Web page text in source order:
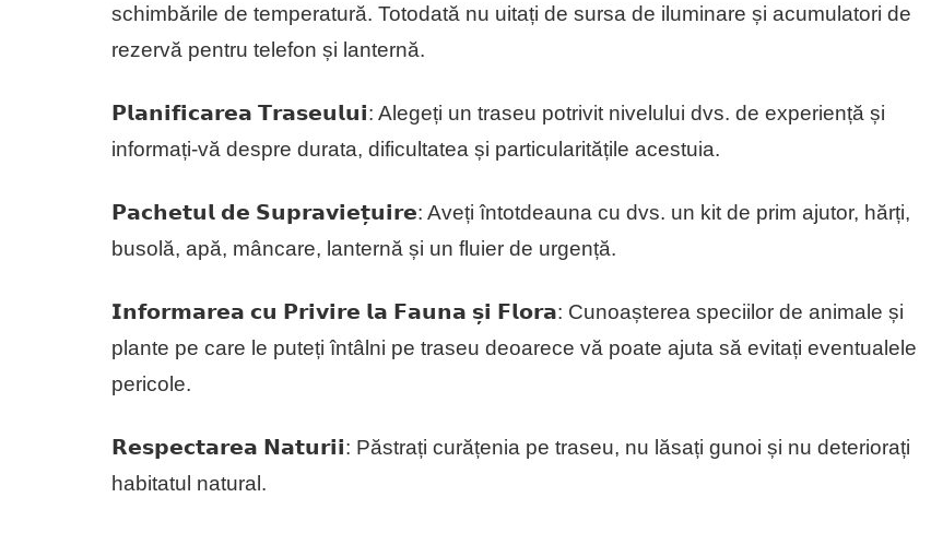
schimbările de temperatură. Totodată nu uitați de sursa de iluminare și acumulatori de
rezervă pentru telefon și lanternă.
𝗣𝗹𝗮𝗻𝗶𝗳𝗶𝗰𝗮𝗿𝗲𝗮 𝗧𝗿𝗮𝘀𝗲𝘂𝗹𝘂𝗶: Alegeți un traseu potrivit nivelului dvs. de experiență și
informați-vă despre durata, dificultatea și particularitățile acestuia.
𝗣𝗮𝗰𝗵𝗲𝘁𝘂𝗹 𝗱𝗲 𝗦𝘂𝗽𝗿𝗮𝘃𝗶𝗲𝘁̦𝘂𝗶𝗿𝗲: Aveți întotdeauna cu dvs. un kit de prim ajutor, hărți,
busolă, apă, mâncare, lanternă și un fluier de urgență.
𝗜𝗻𝗳𝗼𝗿𝗺𝗮𝗿𝗲𝗮 𝗰𝘂 𝗣𝗿𝗶𝘃𝗶𝗿𝗲 𝗹𝗮 𝗙𝗮𝘂𝗻𝗮 𝘀̦𝗶 𝗙𝗹𝗼𝗿𝗮: Cunoașterea speciilor de animale și
plante pe care le puteți întâlni pe traseu deoarece vă poate ajuta să evitați eventualele
pericole.
𝗥𝗲𝘀𝗽𝗲𝗰𝘁𝗮𝗿𝗲𝗮 𝗡𝗮𝘁𝘂𝗿𝗶𝗶: Păstrați curățenia pe traseu, nu lăsați gunoi și nu deteriorați
habitatul natural.